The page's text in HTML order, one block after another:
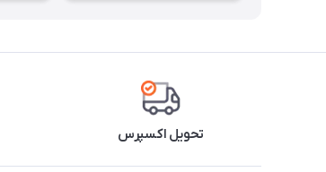
تحویل اکسپرس